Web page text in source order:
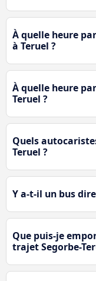
À quelle heure
à Teruel ?
À quelle heure
Teruel ?
Quels
Teruel ?
Y a-t-il un bus
Que puis-je
trajet Segorbe-